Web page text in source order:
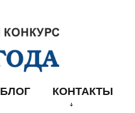
БЛОГ КОНТАКТЫ